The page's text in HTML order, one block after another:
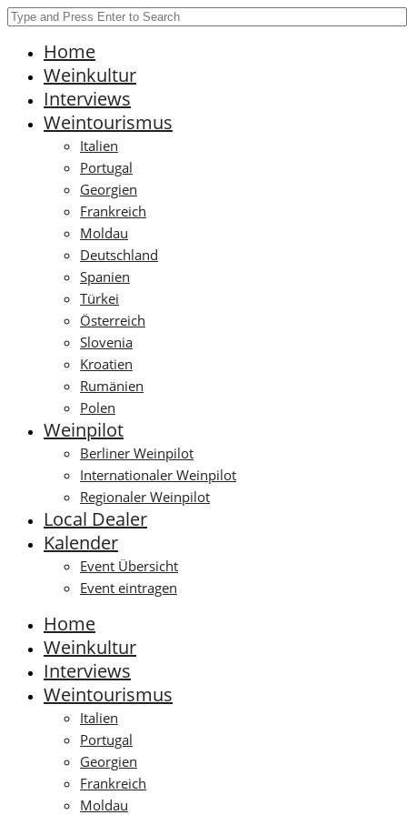
Home
Weinkultur
Interviews
Weintourismus
Italien
Portugal
Georgien
Frankreich
Moldau
Deutschland
Spanien
Türkei
Österreich
Slovenia
Kroatien
Rumänien
Polen
Weinpilot
Berliner Weinpilot
Internationaler Weinpilot
Regionaler Weinpilot
Local Dealer
Kalender
Event Übersicht
Event eintragen
Home
Weinkultur
Interviews
Weintourismus
Italien
Portugal
Georgien
Frankreich
Moldau